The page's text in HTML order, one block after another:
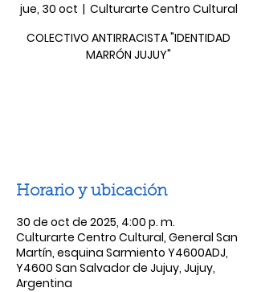
jue, 30 oct
  |
Culturarte Centro Cultural
COLECTIVO ANTIRRACISTA "IDENTIDAD
MARRÓN JUJUY"
Horario y ubicación
30 de oct de 2025, 4:00 p. m.
Culturarte Centro Cultural, General San
Martín, esquina Sarmiento Y4600ADJ,
Y4600 San Salvador de Jujuy, Jujuy,
Argentina